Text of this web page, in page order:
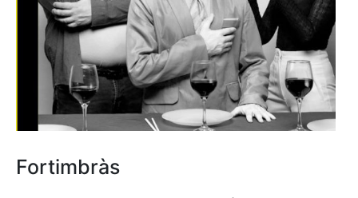
Fortimbràs